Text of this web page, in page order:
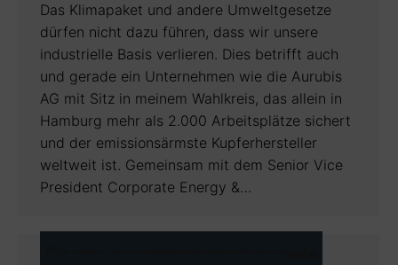
Das Klimapaket und andere Umweltgesetze
dürfen nicht dazu führen, dass wir unsere
industrielle Basis verlieren. Dies betrifft auch
und gerade ein Unternehmen wie die Aurubis
AG mit Sitz in meinem Wahlkreis, das allein in
Hamburg mehr als 2.000 Arbeitsplätze sichert
und der emissionsärmste Kupferhersteller
weltweit ist. Gemeinsam mit dem Senior Vice
President Corporate Energy &…